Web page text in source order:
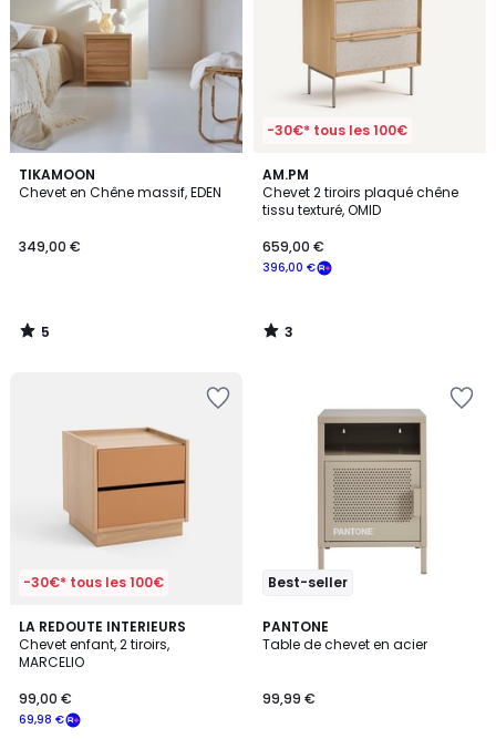
TIKAMOON
Chevet en Chêne massif, EDEN
349,00 €
5
/
5
/
-30€* tous les 100€
AM.PM
Chevet 2 tiroirs plaqué chêne
tissu texturé, OMID
396,00 €
659,00 €
3
/
5
3
/
-30€* tous les 100€
LA REDOUTE INTERIEURS
Chevet enfant, 2 tiroirs,
MARCELIO
69,98 €
99,00 €
Best-seller
PANTONE
Table de chevet en acier
99,99 €
3
/
12
Couleurs